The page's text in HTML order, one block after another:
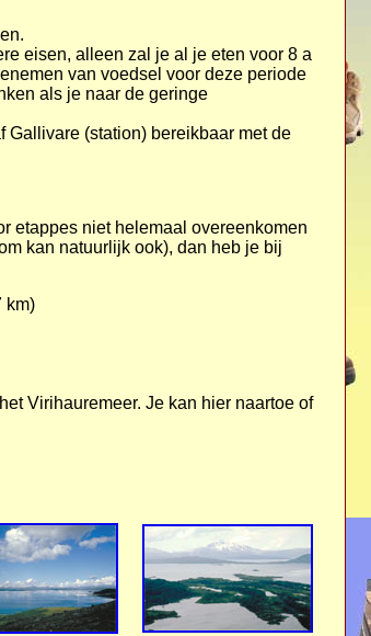
eisen, alleen zal je al je eten voor 8 a
van voedsel voor deze periode
als je naar de geringe
Gallivare (station) bereikbaar met de
etappes niet helemaal overeenkomen
kan natuurlijk ook), dan heb je bij
km)
Virihauremeer. Je kan hier naartoe of